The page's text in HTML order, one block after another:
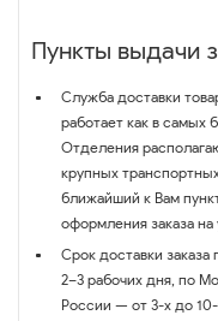
Пункты выдачи
Служба доставки
работает как в самых
Отделения
крупных
ближайший к Вам
оформления заказа
Срок доставки
2–3 рабочих дня, по
России — от 3-х до